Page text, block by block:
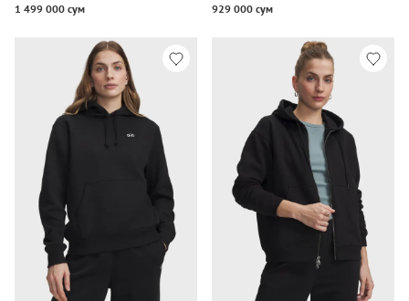
1 499 000 сум 929 000 сум